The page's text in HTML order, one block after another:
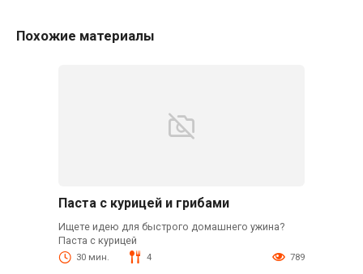
Похожие материалы
Паста с курицей и грибами
Ищете идею для быстрого домашнего ужина?
Паста с курицей
30 мин. 4 789